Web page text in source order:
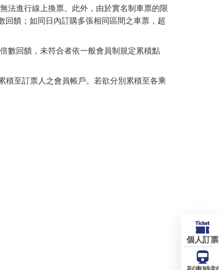
法進行線上換票。此外，由於實名制車票的限
饋；如同日內訂購多張相同區間之車票，超
數回饋，未符合者依一般會員制規定累積點
積至訂票人之會員帳戶。若欲分別累積至各乘
個人訂票